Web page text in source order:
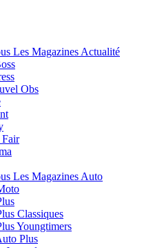
Les Magazines Actualité
Obs
Les Magazines Auto
Classiques
Youngtimers
Plus